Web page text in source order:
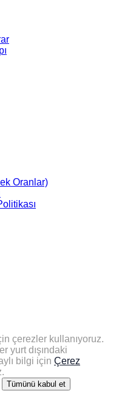
Oranlar)
çerezler kullanıyoruz.
yurt dışındaki
bilgi için Çerez
Tümünü kabul et